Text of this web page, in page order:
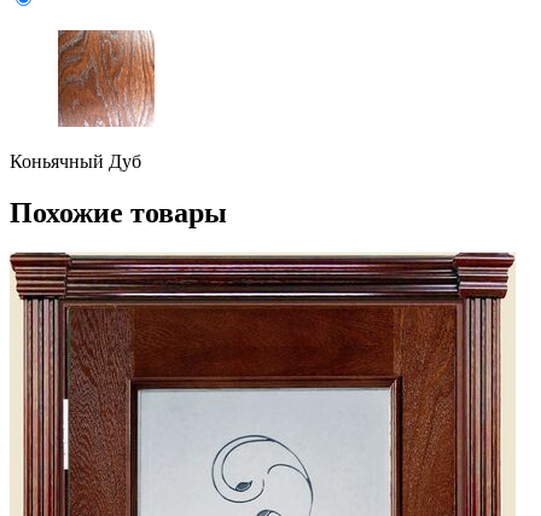
Коньячный Дуб
Похожие товары